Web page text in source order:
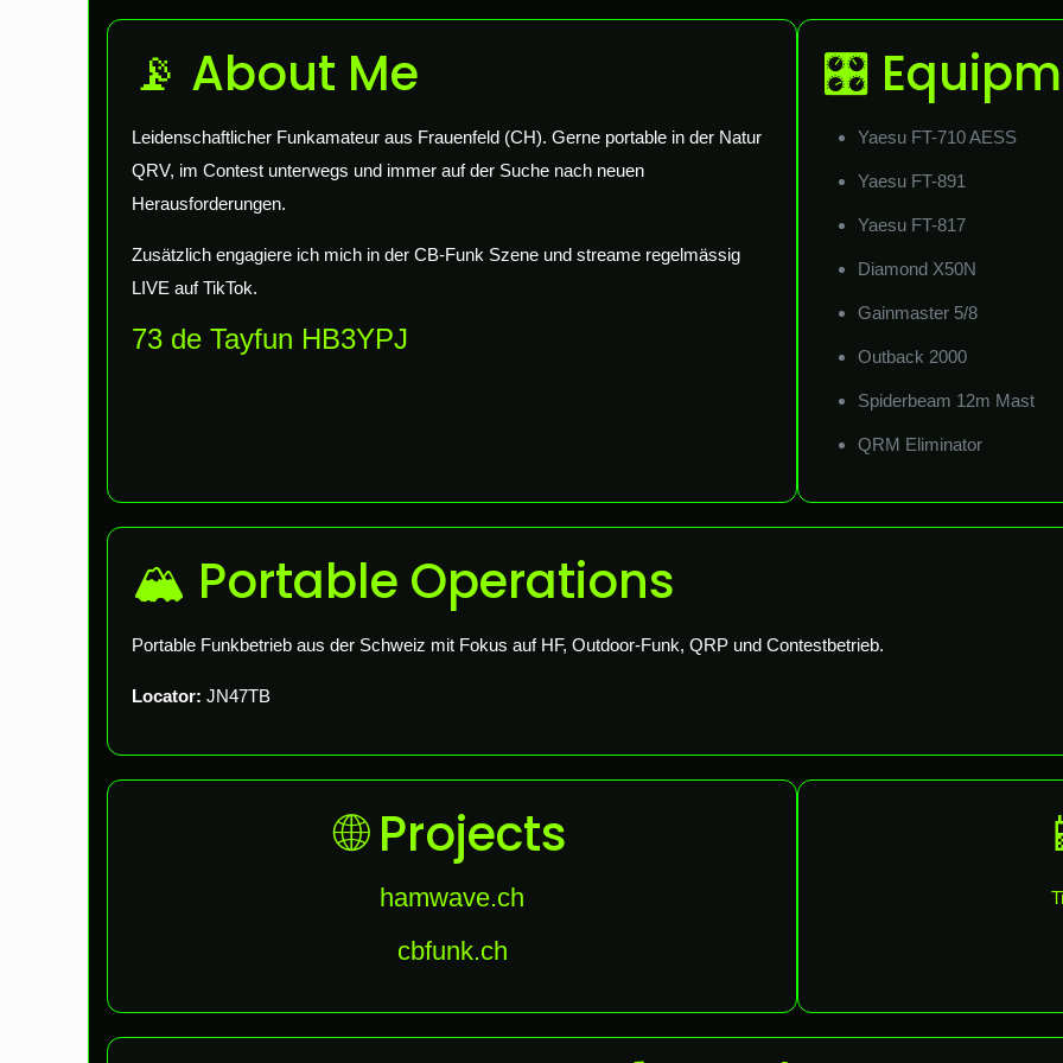
📡 About Me
Leidenschaftlicher Funkamateur aus Frauenfeld (CH). Gerne portable in der Natur
QRV, im Contest unterwegs und immer auf der Suche nach neuen
Herausforderungen.
Zusätzlich engagiere ich mich in der CB-Funk Szene und streame regelmässig
LIVE auf TikTok.
73 de Tayfun HB3YPJ
🎛
Yaesu FT-710 AESS
Yaesu FT-891
Yaesu FT-817
Diamond X50N
Gainmaster 5/8
Outback 2000
Spiderbeam 12m Mast
QRM Eliminator
🏔 Portable Operations
Portable Funkbetrieb aus der Schweiz mit Fokus auf HF, Outdoor-Funk, QRP und Contestbetrieb.
Locator: JN47TB
🌐 Projects
hamwave.ch
cbfunk.ch